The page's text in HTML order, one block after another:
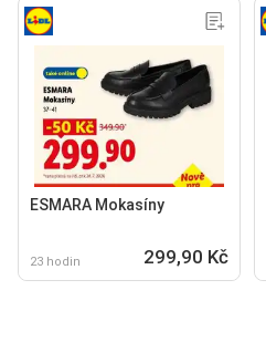
ESMARA Mokasíny
23 hodin 299,90 Kč